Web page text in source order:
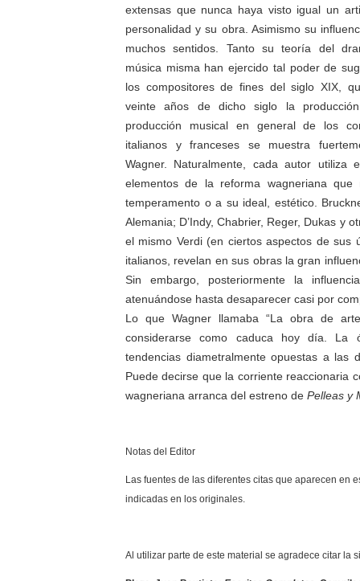
extensas que nunca haya visto igual un
personalidad y su obra. Asimismo su
muchos sentidos. Tanto su teoría del
música misma han ejercido tal poder de
los compositores de fines del siglo XIX,
veinte años de dicho siglo la
producción musical en general de los
italianos y franceses se muestra
Wagner. Naturalmente, cada autor utiliza
elementos de la reforma wagneriana
temperamento o a su ideal, estético.
Alemania; D’Indy, Chabrier, Reger, Dukas y
el mismo Verdi (en ciertos aspectos de sus
italianos, revelan en sus obras la gran
Sin embargo, posteriormente la
atenuándose hasta desaparecer casi por
Lo que Wagner llamaba “La obra de
considerarse como caduca hoy día. La
tendencias diametralmente opuestas a las
Puede decirse que la corriente reaccionaria
wagneriana arranca del estreno de Pelleas y
Notas del Editor
Las fuentes de las diferentes citas que aparecen en
indicadas en los originales.
Al utilizar parte de este material se agradece citar la